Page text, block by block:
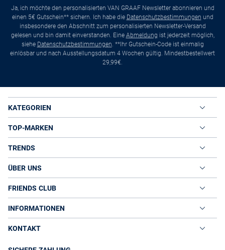
Ja, ich möchte den personalisierten VAN GRAAF Newsletter abonnieren und
einen 5€ Gutschein** sichern. Ich habe die Datenschutzbestimmungen und
insbesondere den Abschnitt zum personalisierten Newsletter-Versand
gelesen und bin damit einverstanden. Eine Abmeldung ist jederzeit möglich,
siehe Datenschutzbestimmungen. **Ihr Gutschein-Code ist einmalig
einlösbar und nach Ausstellungsdatum 4 Wochen gültig. Mindestbestellwert
29,99€.
KATEGORIEN
TOP-MARKEN
TRENDS
ÜBER UNS
FRIENDS CLUB
INFORMATIONEN
KONTAKT